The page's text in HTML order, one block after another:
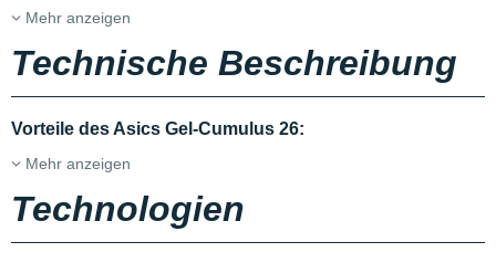
Mehr anzeigen
Technische Beschreibung
Vorteile des Asics Gel-Cumulus 26:
Mehr anzeigen
Technologien